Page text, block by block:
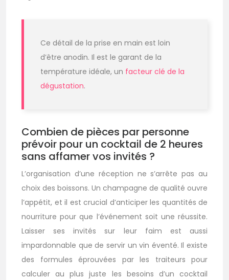
Ce détail de la prise en main est loin
d’être anodin. Il est le garant de la
température idéale, un facteur clé de la
dégustation.
Combien de pièces par personne
prévoir pour un cocktail de 2 heures
sans affamer vos invités ?
L’organisation d’une réception ne s’arrête pas au
choix des boissons. Un champagne de qualité ouvre
l’appétit, et il est crucial d’anticiper les quantités de
nourriture pour que l’événement soit une réussite.
Laisser ses invités sur leur faim est aussi
impardonnable que de servir un vin éventé. Il existe
des formules éprouvées par les traiteurs pour
calculer au plus juste les besoins d’un cocktail